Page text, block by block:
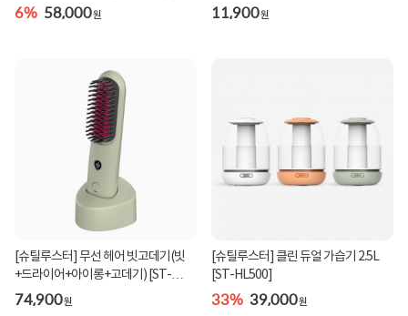
6% 58,000원 11,900원
[슈틸루스터] 무선 헤어 빗고데기(빗
+드라이어+아이롱+고데기) [ST-
74,900원
[슈틸루스터] 클린 듀얼 가습기 2.5L
[ST-HL500]
33% 39,000원